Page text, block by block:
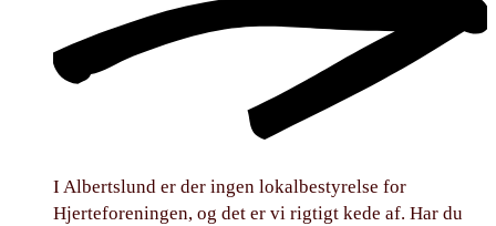
I Albertslund er der ingen lokalbestyrelse for
Hjerteforeningen, og det er vi rigtigt kede af. Har du